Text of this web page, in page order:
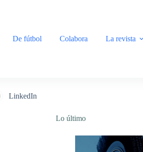
De fútbol Colabora La revista
LinkedIn
Lo último